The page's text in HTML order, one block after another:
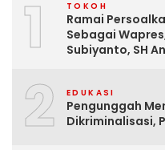
1 TOKOH
Ramai
Sebagai
Subiyanto, SH
2 EDUKASI
Pengunggah
Dikriminalisasi,